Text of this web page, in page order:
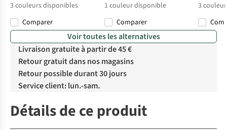
3couleurs disponibles
Comparer
1 couleur disponible
Comparer
3
Voir toutes les alternatives
Livraison gratuite à partir de 45 €
Retour gratuit dans nos magasins
Retour possible durant 30 jours
Service client: lun.-sam.
Détails de ce produit